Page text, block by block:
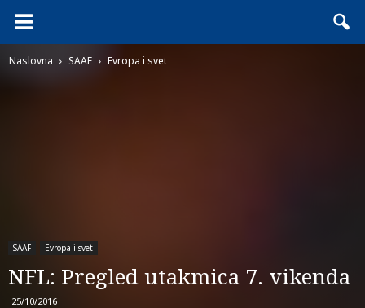
Naslovna SAAF Evropa i svet
SAAF Evropa i svet
NFL: Pregled utakmica 7. vikenda
25/10/2016